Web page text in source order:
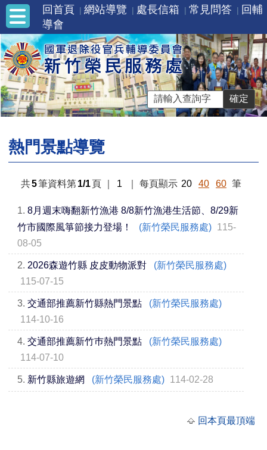
回首頁 網站導覽 處長信箱 常見問答
回輔
導會
熱門景點導覽
共5筆資料第1/1頁 1 每頁顯示 20 40 60 筆
1. 8月週末嗨翻新竹漁港 8/8新竹漁港生活節、8/29新
竹市國際風箏節接力登場！
(新竹榮民服務處) 115-
08-05
2. 2026森遊竹縣 皮皮動物派對
(新竹榮民服務處)
115-07-15
3. 交通部推薦新竹縣熱門景點
(新竹榮民服務處)
114-10-16
4. 交通部推薦新竹巿熱門景點
(新竹榮民服務處)
114-07-10
5. 新竹縣旅遊網 (新竹榮民服務處) 114-02-28
回本頁最頂端